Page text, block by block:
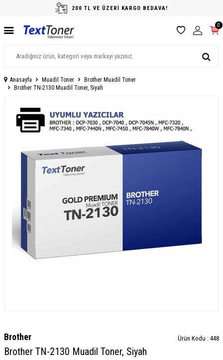
200 TL VE ÜZERİ KARGO BEDAVA!
0
Anasayfa Muadil Toner
Brother Muadil Toner
Brother TN-2130 Muadil Toner, Siyah
Brother Ürün Kodu : 448
Brother TN-2130 Muadil Toner, Siyah